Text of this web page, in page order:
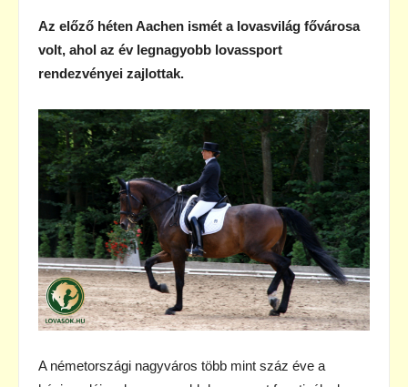
Az előző héten Aachen ismét a lovasvilág fővárosa
volt, ahol az év legnagyobb lovassport
rendezvényei zajlottak.
A németországi nagyváros több mint száz éve a